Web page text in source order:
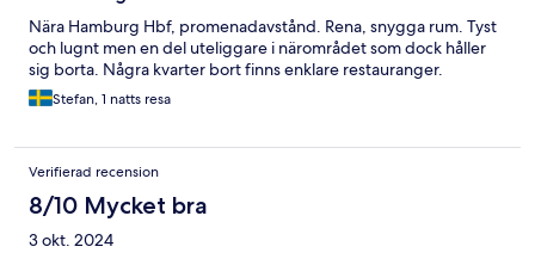
Nära Hamburg Hbf, promenadavstånd. Rena, snygga rum. Tyst
och lugnt men en del uteliggare i närområdet som dock håller
sig borta. Några kvarter bort finns enklare restauranger.
Stefan, 1 natts resa
Verifierad recension
8/10 Mycket bra
3 okt. 2024